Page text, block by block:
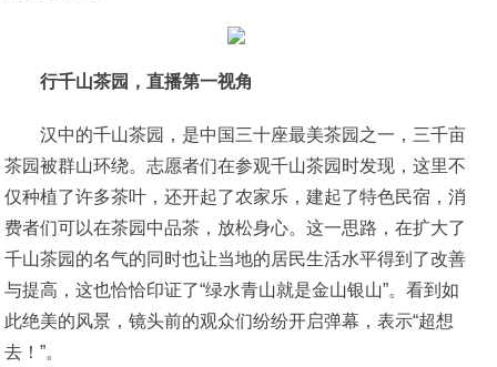
行千山茶园，直播第一视角
汉中的千山茶园，是中国三十座最美茶园之一，三千亩
茶园被群山环绕。志愿者们在参观千山茶园时发现，这里不
仅种植了许多茶叶，还开起了农家乐，建起了特色民宿，消
费者们可以在茶园中品茶，放松身心。这一思路，在扩大了
千山茶园的名气的同时也让当地的居民生活水平得到了改善
与提高，这也恰恰印证了“绿水青山就是金山银山”。看到如
此绝美的风景，镜头前的观众们纷纷开启弹幕，表示“超想
去！”。